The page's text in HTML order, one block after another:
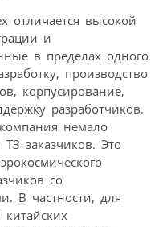
отличается высокой
и
в пределах одного
производство
корпусирование,
разработчиков.
немало
заказчиков. Это
со
В частности, для
китайских